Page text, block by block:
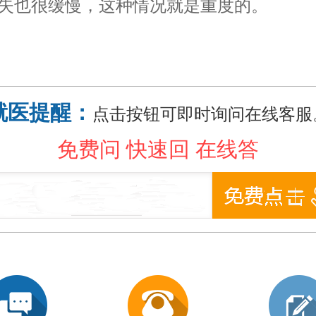
也很缓慢，这种情况就是重度的。
医提醒： 点击按钮可即时询问在线客
免费问 快速回 在线答